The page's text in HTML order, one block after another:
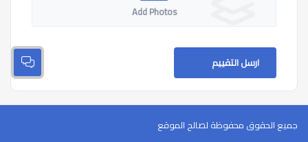
Add Photos
ارسل التقييم
جميع الحقوق محفوظة لصالح الموقع